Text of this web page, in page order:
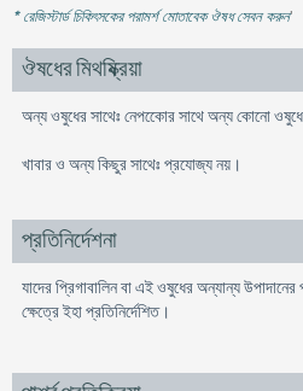
* রেজিস্টার্ড চিকিৎসকের পরামর্শ মোতাবেক ঔষধ সেবন করুন'
ঔষধের মিথষ্ক্রিয়া
অন্য ওষুধের সাথেঃ নেপকোের সাথে অন্য কোনো
খাবার ও অন্য কিছুর সাথেঃ প্রযোজ্য নয়।
প্রতিনির্দেশনা
যাদের প্রিগাবালিন বা এই ওষুধের অন্যান্য
ক্ষেত্রে ইহা প্রতিনির্দেশিত।